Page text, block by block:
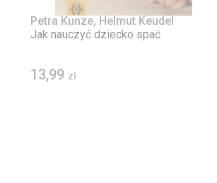
Petra Kunze, Helmut Keudel
Jak nauczyć dziecko spać
13,99 zł